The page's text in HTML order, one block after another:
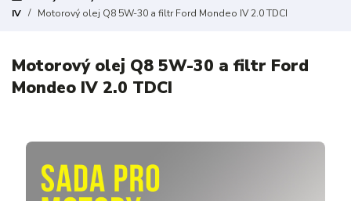
IV
Motorový olej Q8 5W-30 a filtr Ford Mondeo IV 2.0 TDCI
Motorový olej Q8 5W-30 a filtr Ford
Mondeo IV 2.0 TDCI